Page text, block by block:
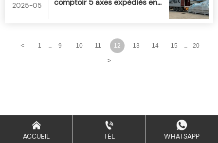
2025-05
comptoir 5 axes expédiés en
< 1 ... 9 10 11 12 13 14 15 ... 20
>

ACCUEIL

TÉL

WHATSAPP